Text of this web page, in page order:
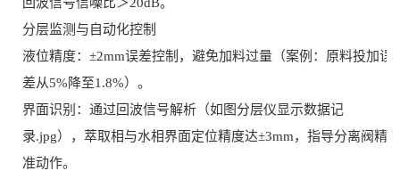
分层监测与自动化控制
液位精度：±2mm误差控制，避免加料过量（案例：原料投加误
差从5%降至1.8%）。
界面识别：通过回波信号解析（如图分层仪显示数据记
录.jpg），萃取相与水相界面定位精度达±3mm，指导分离阀精
准动作。